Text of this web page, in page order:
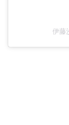
伊藤